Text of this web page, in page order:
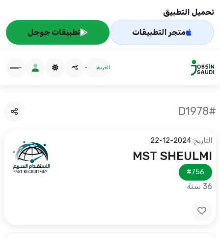
تحميل التطبيق
متجر التطبيقات تطبيقات جوجل
العربية
#D1978
التاريخ:2024-12-22
MST SHEULMI
#756
36 سنة